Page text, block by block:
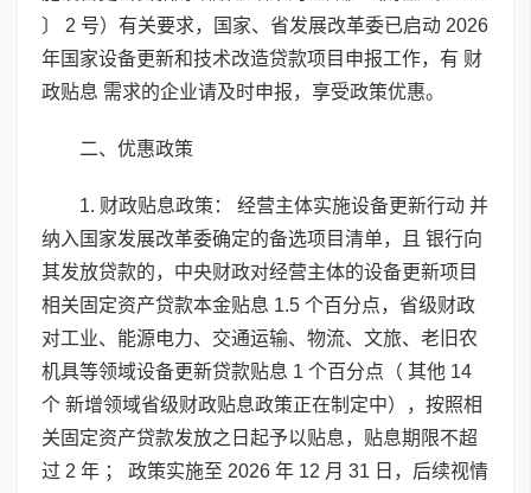
〕 2 号）有关要求，国家、省发展改革委已启动 2026
年国家设备更新和技术改造贷款项目申报工作，有 财
政贴息 需求的企业请及时申报，享受政策优惠。
二、优惠政策
1. 财政贴息政策： 经营主体实施设备更新行动 并
纳入国家发展改革委确定的备选项目清单，且 银行向
其发放贷款的，中央财政对经营主体的设备更新项目
相关固定资产贷款本金贴息 1.5 个百分点，省级财政
对工业、能源电力、交通运输、物流、文旅、老旧农
机具等领域设备更新贷款贴息 1 个百分点（ 其他 14
个 新增领域省级财政贴息政策正在制定中），按照相
关固定资产贷款发放之日起予以贴息，贴息期限不超
过 2 年 ； 政策实施至 2026 年 12 月 31 日，后续视情